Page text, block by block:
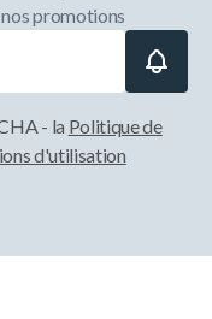
nos promotions
- la Politique de
d'utilisation